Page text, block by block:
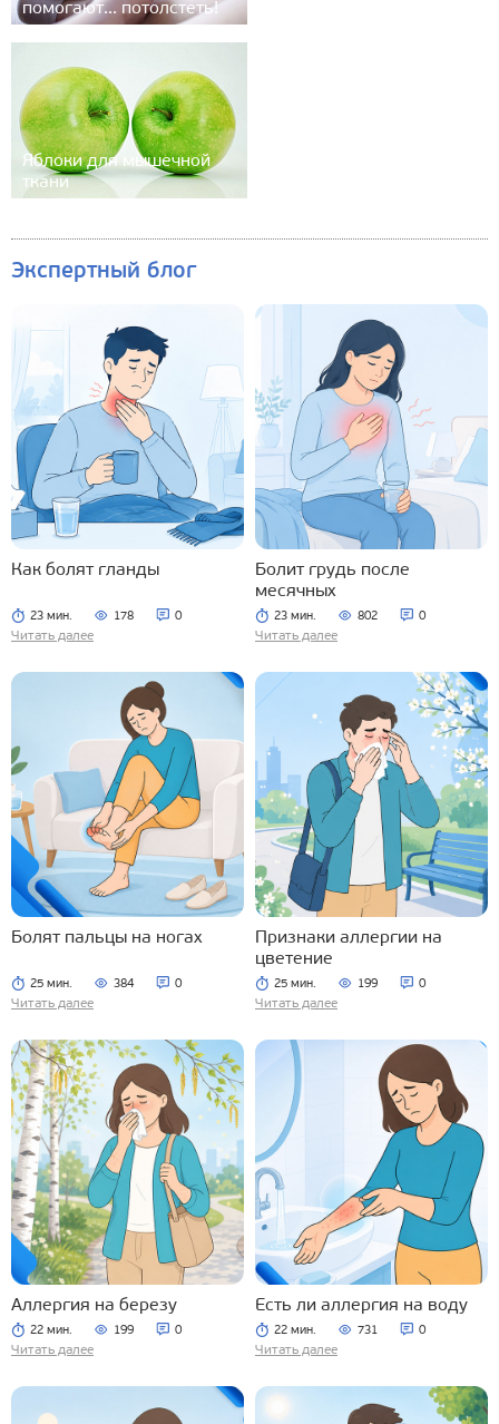
помогают... потолстеть!
Яблоки для мышечной
ткани
Экспертный блог
Как болят гланды
23 мин. 178 0
Читать далее
Болит грудь после
месячных
23 мин. 802 0
Читать далее
Болят пальцы на ногах
25 мин. 384 0
Читать далее
Признаки аллергии на
цветение
25 мин. 199 0
Читать далее
Аллергия на березу
22 мин. 199 0
Читать далее
Есть ли аллергия на воду
22 мин. 731 0
Читать далее